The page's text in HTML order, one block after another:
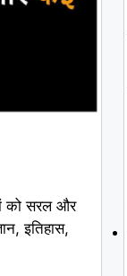
को सरल और
इतिहास,